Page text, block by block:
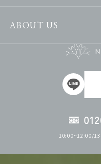
ABOUT US
10:00~12:00/